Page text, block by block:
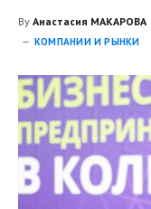
By Анастасия МАКАРОВА
КОМПАНИИ И РЫНКИ